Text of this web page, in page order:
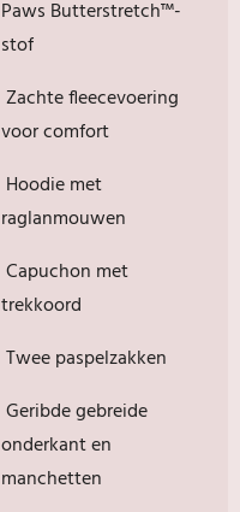
Paws Butterstretch™-
stof
Zachte fleecevoering
voor comfort
Hoodie met
raglanmouwen
Capuchon met
trekkoord
Twee paspelzakken
Geribde gebreide
onderkant en
manchetten